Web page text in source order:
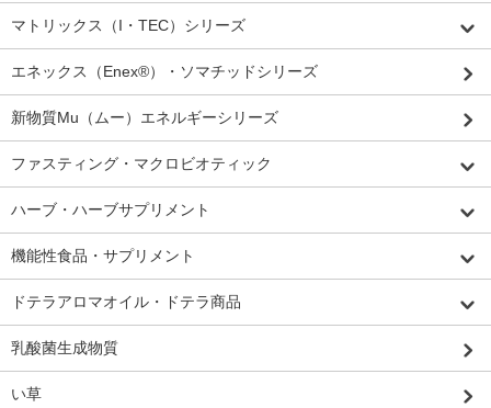
マトリックス（I・TEC）シリーズ
エネックス（Enex®）・ソマチッドシリーズ
新物質Mu（ムー）エネルギーシリーズ
ファスティング・マクロビオティック
ハーブ・ハーブサプリメント
機能性食品・サプリメント
ドテラアロマオイル・ドテラ商品
乳酸菌生成物質
い草